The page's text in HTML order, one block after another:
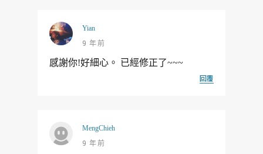
Yian
9 年前
感謝你!好細心。 已經修正了~~~
回覆
MengChieh
9 年前